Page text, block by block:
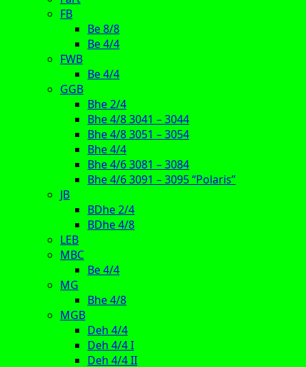
FB
Be 8/8
Be 4/4
FWB
Be 4/4
GGB
Bhe 2/4
Bhe 4/8 3041 – 3044
Bhe 4/8 3051 – 3054
Bhe 4/4
Bhe 4/6 3081 – 3084
Bhe 4/6 3091 – 3095 “Polaris”
JB
BDhe 2/4
BDhe 4/8
LEB
MBC
Be 4/4
MG
Bhe 4/8
MGB
Deh 4/4
Deh 4/4 I
Deh 4/4 II